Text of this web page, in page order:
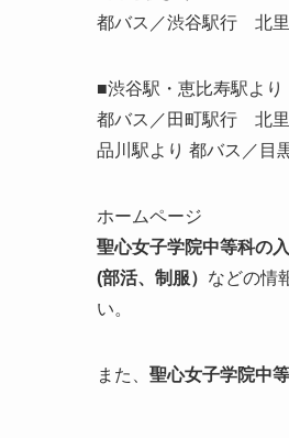
都バス／渋谷駅行 北
■渋谷駅・恵比寿駅より
都バス／田町駅行 北
品川駅より 都バス／目
ホームページ
聖心女子学院中等科の
(部活、制服） などの情
い。
また、 聖心女子学院中